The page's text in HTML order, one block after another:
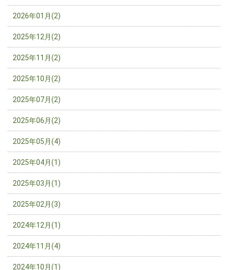
2026年01月(2)
2025年12月(2)
2025年11月(2)
2025年10月(2)
2025年07月(2)
2025年06月(2)
2025年05月(4)
2025年04月(1)
2025年03月(1)
2025年02月(3)
2024年12月(1)
2024年11月(4)
2024年10月(1)